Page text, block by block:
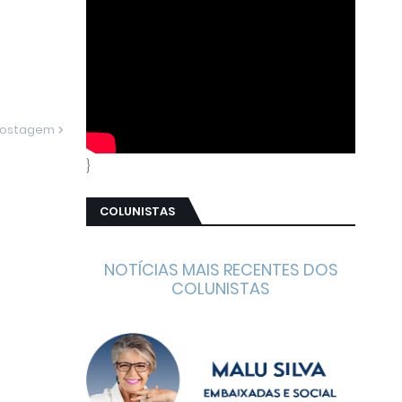
}
COLUNISTAS
NOTÍCIAS MAIS RECENTES DOS
COLUNISTAS